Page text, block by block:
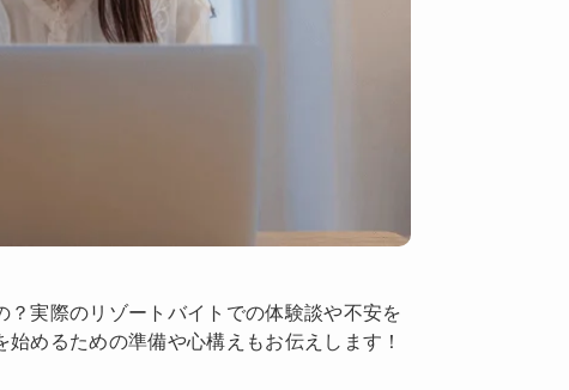
実際のリゾートバイトでの体験談や不安を
めるための準備や心構えもお伝えします！